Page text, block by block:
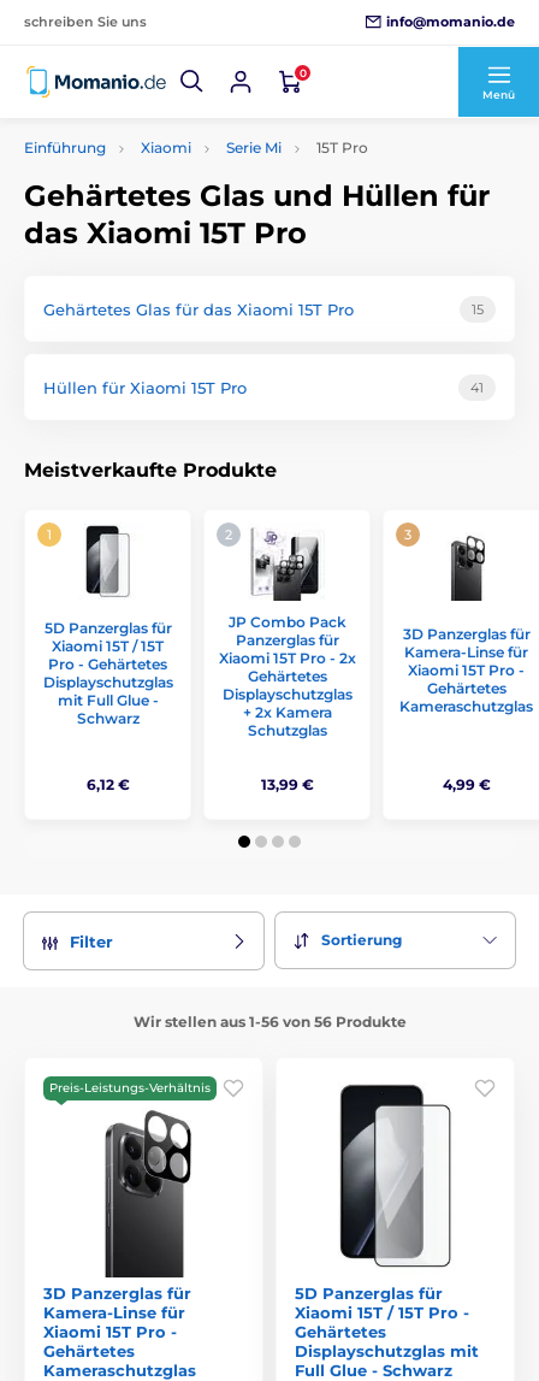
schreiben Sie uns info@momanio.de
0
Menü
Einführung Xiaomi Serie Mi 15T Pro
Gehärtetes Glas und Hüllen für
das Xiaomi 15T Pro
Gehärtetes Glas für das Xiaomi 15T Pro 15
Hüllen für Xiaomi 15T Pro 41
Meistverkaufte Produkte
5D Panzerglas für
Xiaomi 15T / 15T
Pro - Gehärtetes
Displayschutzglas
mit Full Glue -
Schwarz
6,12 €
JP Combo Pack
Panzerglas für
Xiaomi 15T Pro - 2x
Gehärtetes
Displayschutzglas
+ 2x Kamera
Schutzglas
13,99 €
3D Panzerglas für
Kamera-Linse für
Xiaomi 15T Pro -
Gehärtetes
Kameraschutzglas
4,99 €
Filter Sortierung
Wir stellen aus 1-56 von 56 Produkte
Preis-Leistungs-Verhältnis
3D Panzerglas für
Kamera-Linse für
Xiaomi 15T Pro -
Gehärtetes
Kameraschutzglas
5D Panzerglas für
Xiaomi 15T / 15T Pro -
Gehärtetes
Displayschutzglas mit
Full Glue - Schwarz